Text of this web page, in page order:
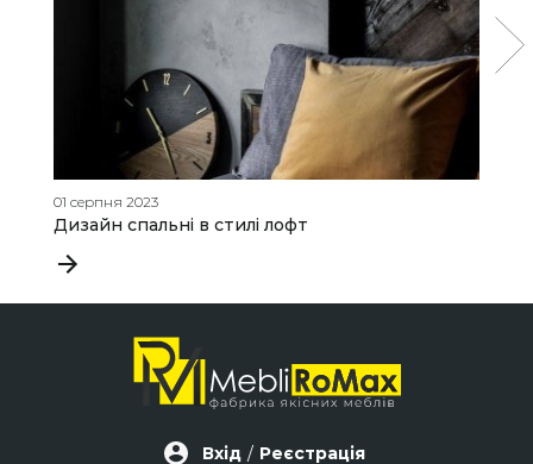
01 серпня 2023
Дизайн спальні в стилі лофт
Вхід / Реєстрація